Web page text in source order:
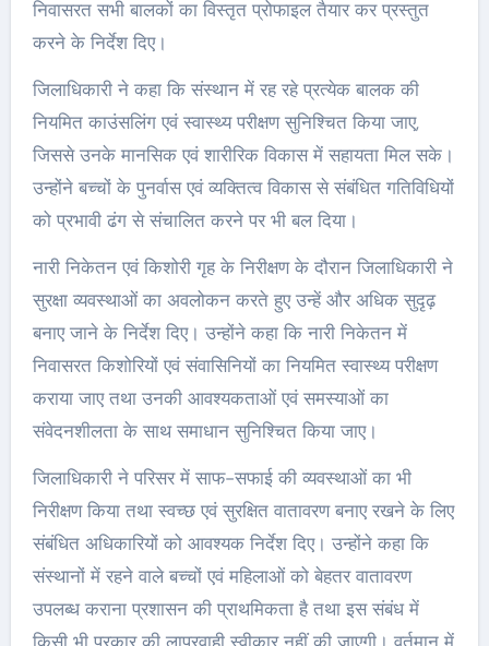
निवासरत सभी बालकों का विस्तृत प्रोफाइल तैयार कर प्रस्तुत
करने के निर्देश दिए।
जिलाधिकारी ने कहा कि संस्थान में रह रहे प्रत्येक बालक की
नियमित काउंसलिंग एवं स्वास्थ्य परीक्षण सुनिश्चित किया जाए,
जिससे उनके मानसिक एवं शारीरिक विकास में सहायता मिल सके।
उन्होंने बच्चों के पुनर्वास एवं व्यक्तित्व विकास से संबंधित गतिविधियों
को प्रभावी ढंग से संचालित करने पर भी बल दिया।
नारी निकेतन एवं किशोरी गृह के निरीक्षण के दौरान जिलाधिकारी ने
सुरक्षा व्यवस्थाओं का अवलोकन करते हुए उन्हें और अधिक सुदृढ़
बनाए जाने के निर्देश दिए। उन्होंने कहा कि नारी निकेतन में
निवासरत किशोरियों एवं संवासिनियों का नियमित स्वास्थ्य परीक्षण
कराया जाए तथा उनकी आवश्यकताओं एवं समस्याओं का
संवेदनशीलता के साथ समाधान सुनिश्चित किया जाए।
जिलाधिकारी ने परिसर में साफ-सफाई की व्यवस्थाओं का भी
निरीक्षण किया तथा स्वच्छ एवं सुरक्षित वातावरण बनाए रखने के लिए
संबंधित अधिकारियों को आवश्यक निर्देश दिए। उन्होंने कहा कि
संस्थानों में रहने वाले बच्चों एवं महिलाओं को बेहतर वातावरण
उपलब्ध कराना प्रशासन की प्राथमिकता है तथा इस संबंध में